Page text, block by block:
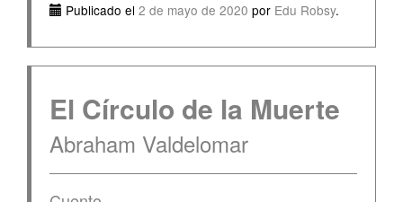
Publicado el 2 de mayo de 2020 por Edu Robsy.
El Círculo de la Muerte
Abraham Valdelomar